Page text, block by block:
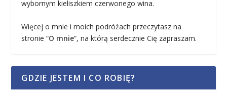
wybornym kieliszkiem czerwonego wina.
Więcej o mnie i moich podróżach przeczytasz na
stronie “O mnie“, na którą serdecznie Cię zapraszam.
GDZIE JESTEM I CO ROBIĘ?